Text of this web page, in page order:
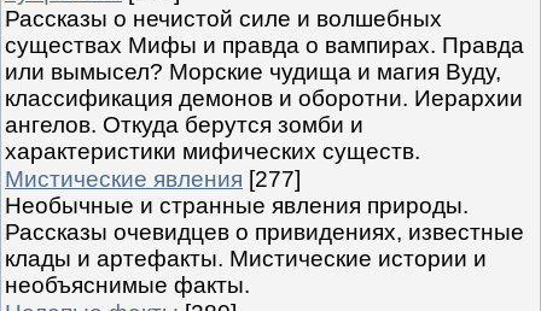
Рассказы о нечистой силе и волшебных
существах Мифы и правда о вампирах. Правда
или вымысел? Морские чудища и магия Вуду,
классификация демонов и оборотни. Иерархии
ангелов. Откуда берутся зомби и
характеристики мифических существ.
Мистические явления [277]
Необычные и странные явления природы.
Рассказы очевидцев о привидениях, известные
клады и артефакты. Мистические истории и
необъяснимые факты.